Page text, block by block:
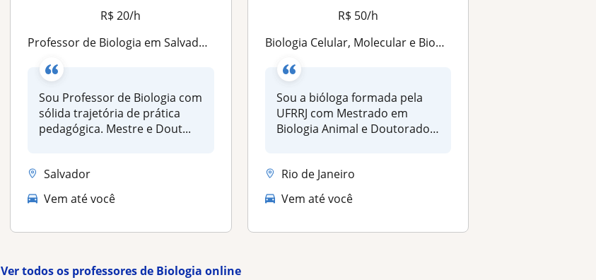
R$ 20/h
Professor de Biologia em Salvador (Ensino Fundamental, Médio e Vestibular)
Sou Professor de Biologia com
sólida trajetória de prática
pedagógica. Mestre e Dout...
Salvador
Vem até você
R$ 50/h
Biologia Celular, Molecular e Bioquímica – Método visual e prático
Sou a bióloga formada pela
UFRRJ com Mestrado em
Biologia Animal e Doutorado
Rio de Janeiro
Vem até você
Ver todos os professores de Biologia online